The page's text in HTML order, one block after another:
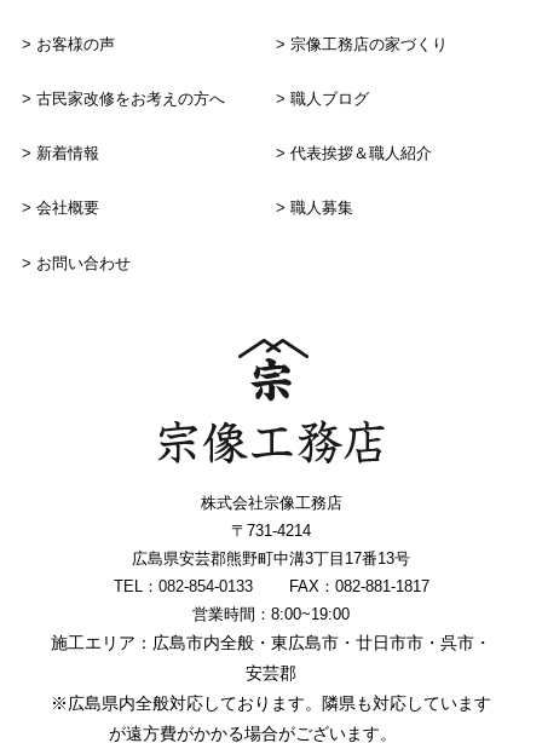
お客様の声 宗像工務店の家づくり
古民家改修をお考えの方へ 職人ブログ
新着情報 代表挨拶＆職人紹介
会社概要 職人募集
お問い合わせ
株式会社宗像工務店
〒731-4214
広島県安芸郡熊野町中溝3丁目17番13号
TEL：082-854-0133
FAX：082-881-1817
営業時間：8:00~19:00
施工エリア：広島市内全般・東広島市・廿日市市・呉市・
安芸郡
※広島県内全般対応しております。隣県も対応しています
が遠方費がかかる場合がございます。